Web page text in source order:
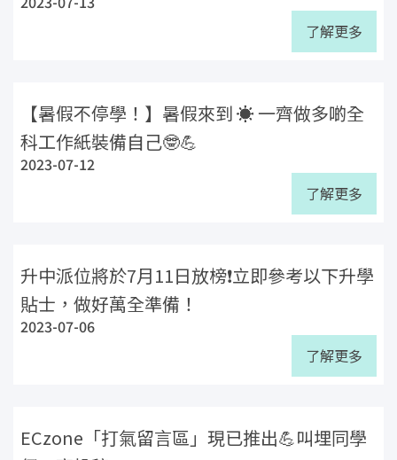
了解更多
【暑假不停學！】暑假來到 ☀️ 一齊做多啲全
科工作紙裝備自己🤓💪
2023-07-12
了解更多
升中派位將於7月11日放榜❗立即參考以下升學
貼士，做好萬全準備！
2023-07-06
了解更多
ECzone「打氣留言區」現已推出💪叫埋同學